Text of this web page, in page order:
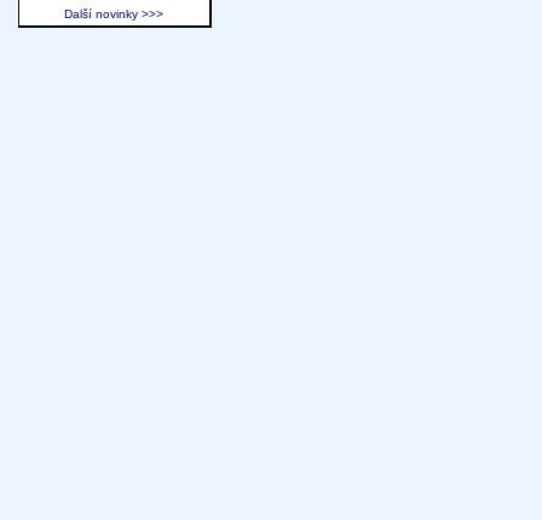
Další novinky >>>